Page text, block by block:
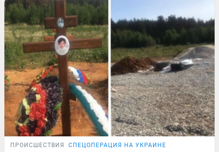
ПРОИСШЕСТВИЯ СПЕЦОПЕРАЦИЯ НА УКРАИНЕ